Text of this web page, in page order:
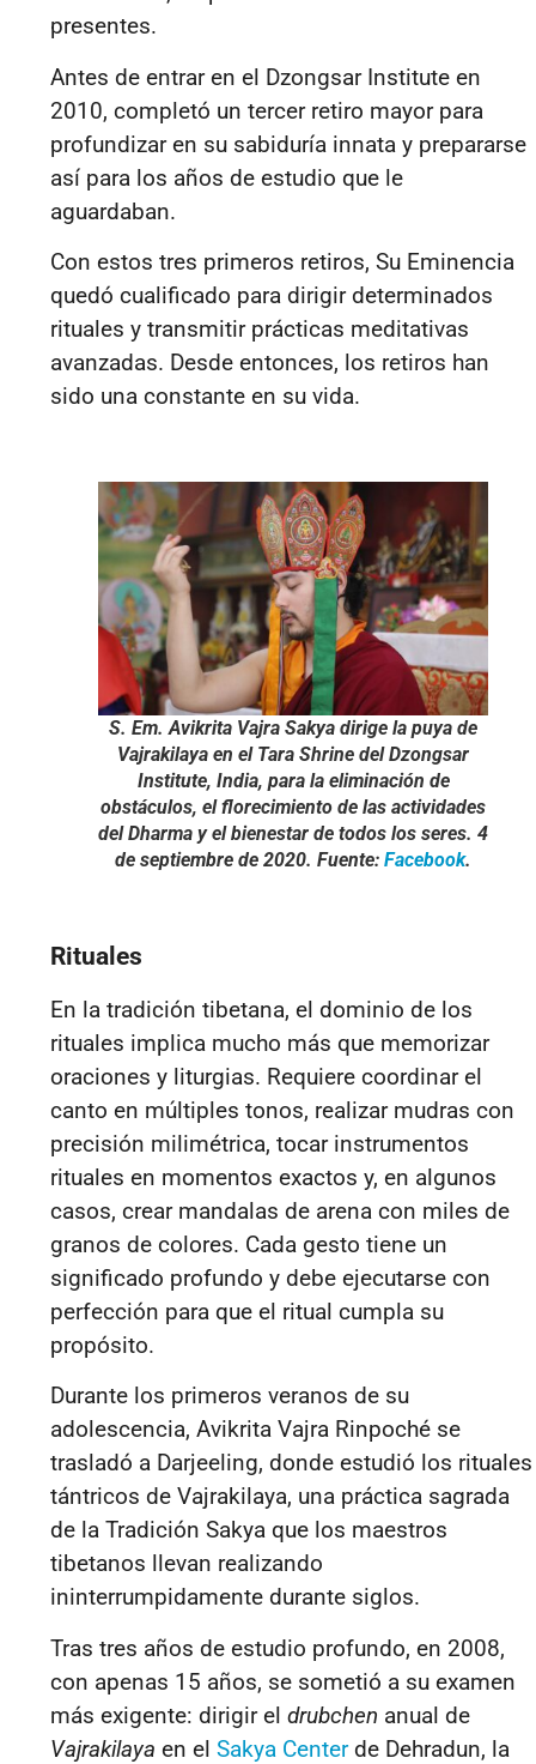
presentes.
Antes de entrar en el Dzongsar Institute en
2010, completó un tercer retiro mayor para
profundizar en su sabiduría innata y prepararse
así para los años de estudio que le
aguardaban.
Con estos tres primeros retiros, Su Eminencia
quedó cualificado para dirigir determinados
rituales y transmitir prácticas meditativas
avanzadas. Desde entonces, los retiros han
sido una constante en su vida.
S. Em. Avikrita Vajra Sakya dirige la puya de
Vajrakilaya en el Tara Shrine del Dzongsar
Institute, India, para la eliminación de
obstáculos, el florecimiento de las actividades
del Dharma y el bienestar de todos los seres. 4
de septiembre de 2020. Fuente: Facebook.
Rituales
En la tradición tibetana, el dominio de los
rituales implica mucho más que memorizar
oraciones y liturgias. Requiere coordinar el
canto en múltiples tonos, realizar mudras con
precisión milimétrica, tocar instrumentos
rituales en momentos exactos y, en algunos
casos, crear mandalas de arena con miles de
granos de colores. Cada gesto tiene un
significado profundo y debe ejecutarse con
perfección para que el ritual cumpla su
propósito.
Durante los primeros veranos de su
adolescencia, Avikrita Vajra Rinpoché se
trasladó a Darjeeling, donde estudió los rituales
tántricos de Vajrakilaya, una práctica sagrada
de la Tradición Sakya que los maestros
tibetanos llevan realizando
ininterrumpidamente durante siglos.
Tras tres años de estudio profundo, en 2008,
con apenas 15 años, se sometió a su examen
más exigente: dirigir el drubchen anual de
Vajrakilaya en el Sakya Centerde Dehradun, la